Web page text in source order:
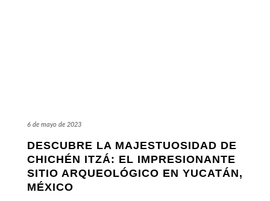
6 de mayo de 2023
DESCUBRE LA MAJESTUOSIDAD DE
CHICHÉN ITZÁ: EL IMPRESIONANTE
SITIO ARQUEOLÓGICO EN YUCATÁN,
MÉXICO